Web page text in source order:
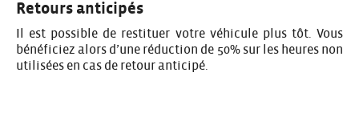
Retours anticipés
Il est possible de restituer votre véhicule plus tôt. Vous
bénéficiez alors d’une réduction de 50% sur les heures non
utilisées en cas de retour anticipé.